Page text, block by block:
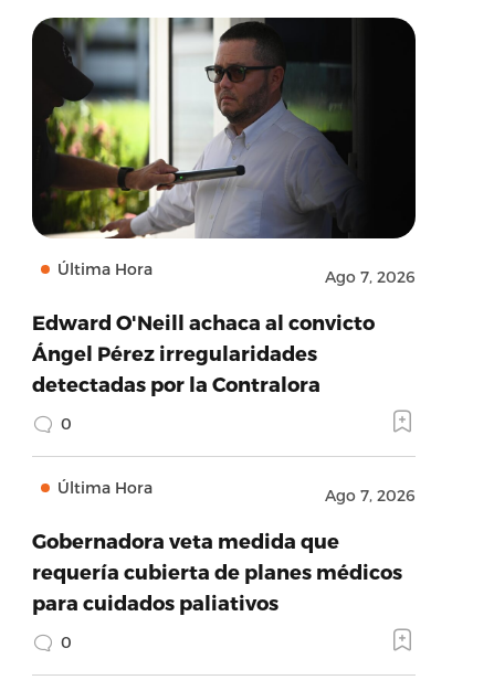
Última Hora Ago 7, 2026
Edward O'Neill achaca al convicto
Ángel Pérez irregularidades
detectadas por la Contralora
0
Última Hora Ago 7, 2026
Gobernadora veta medida que
requería cubierta de planes médicos
para cuidados paliativos
0